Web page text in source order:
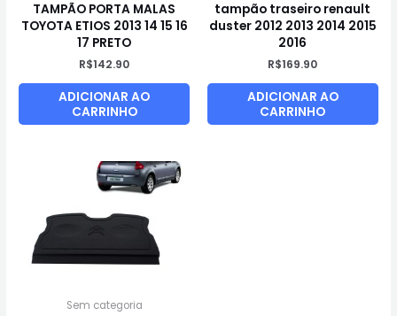
TAMPÃO PORTA MALAS
TOYOTA ETIOS 2013 14 15 16
17 PRETO
R$142.90
ADICIONAR AO
CARRINHO
tampão traseiro renault
duster 2012 2013 2014 2015
2016
R$169.90
ADICIONAR AO
CARRINHO
Sem categoria